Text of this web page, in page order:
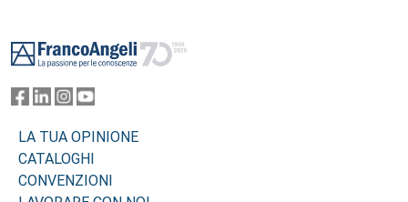
LA TUA OPINIONE
CATALOGHI
CONVENZIONI